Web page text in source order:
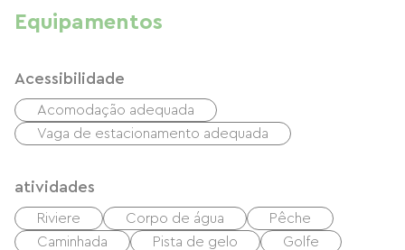
Estamos localizados em uma área residencial
tranquila, a 12 km de Estrasburgo, a capital
o centro da cidade. Classificada com 3 estrelas,
a casa de campo é muito popular entre os
hóspedes. Você estará entre os Montes Vosges e
Estrasburgo, que por si só já vale a visita, assim
como a Rota dos Vinhos da Alsácia. Há muito
para ver na Alsácia...
Equipamentos
Acessibilidade
Acomodação adequada
Vaga de estacionamento adequada
atividades
Riviere Corpo de água
Pêche
Caminhada
Pista de gelo
Golfe